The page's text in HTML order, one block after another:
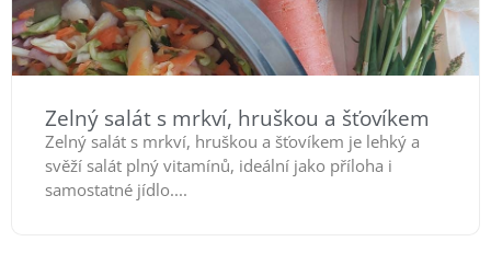
Zelný salát s mrkví, hruškou a šťovíkem
Zelný salát s mrkví, hruškou a šťovíkem je lehký a
svěží salát plný vitamínů, ideální jako příloha i
samostatné jídlo....